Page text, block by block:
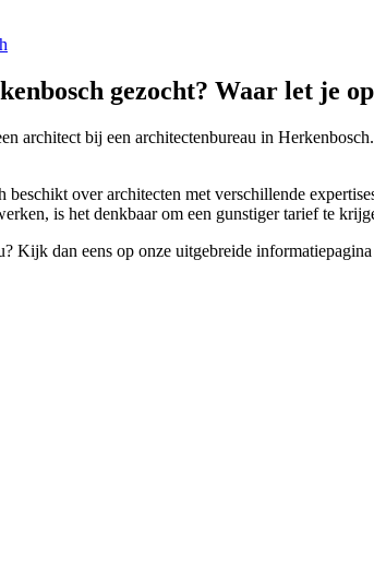
gezocht? Waar let je
architect bij een architectenbureau in
beschikt over architecten met verschillende
is het denkbaar om een gunstiger tarief te
Kijk dan eens op onze uitgebreide